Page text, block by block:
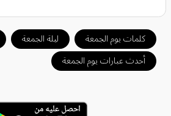
كلمات يوم الجمعة ليلة الجمعة
أحدث عبارات يوم الجمعة